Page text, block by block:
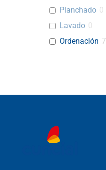
Planchado 0
Lavado 0
Ordenación 7